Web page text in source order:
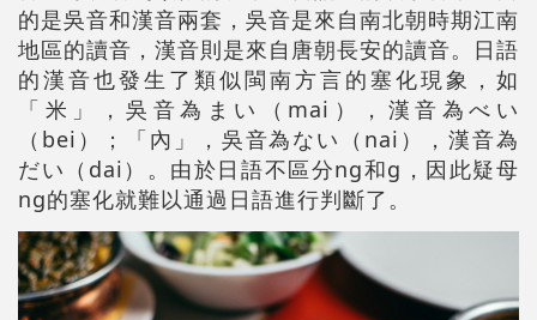
的是吳音和漢音兩套，吳音是來自南北朝時期江南
地區的讀音，漢音則是來自唐朝長安的讀音。日語
的漢音也發生了類似閩南方言的塞化現象，如
「米」，吳音為まい（mai），漢音為べい
（bei）；「內」，吳音為ない（nai），漢音為
だい（dai）。由於日語不區分ng和g，因此疑母
ng的塞化就難以通過日語進行判斷了。